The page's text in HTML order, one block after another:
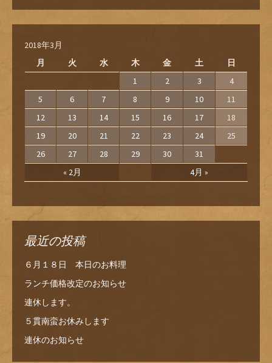
2018年3月
月
火 水 木 金 土 日
« 2月 4月 »
1 2 3
4
5
6 7 8 9 10
11
12
13 14 15 16 17
18
19
20 21 22 23 24
25
26
27 28 29 30 31
最近の投稿
６月１８日 本日のお料理
ランチ価格改定のお知らせ
連休します。
５貫南蛮お休みします
連休のお知らせ